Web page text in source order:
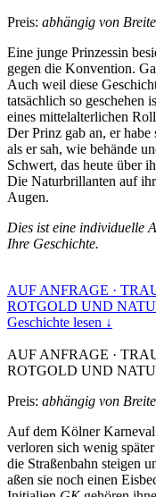
Preis: abhängig von
Eine junge Prinzessin
gegen die Konvention.
Auch weil diese
tatsächlich so
eines mittelalterlichen
Der Prinz gab an, er
als er sah, wie behände
Schwert, das heute über
Die Naturbrillanten auf
Augen.
Dies ist eine individuelle
Ihre Geschichte.
AUF ANFRAGE ·
ROTGOLD UND
Geschichte lesen ↓
AUF ANFRAGE ·
ROTGOLD UND
Preis: abhängig von
Auf dem Kölner
verloren sich wenig
die Straßenbahn steigen
aßen sie noch einen